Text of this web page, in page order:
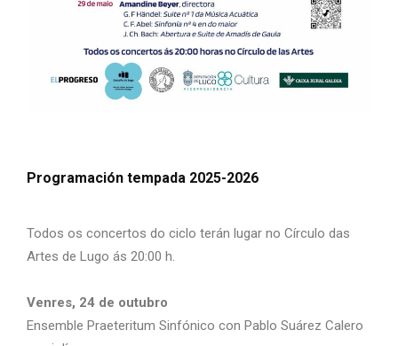
Programación tempada 2025-2026
Todos os concertos do ciclo terán lugar no Círculo das
Artes de Lugo ás 20:00 h.
Venres, 24 de outubro
Ensemble Praeteritum Sinfónico con Pablo Suárez Calero